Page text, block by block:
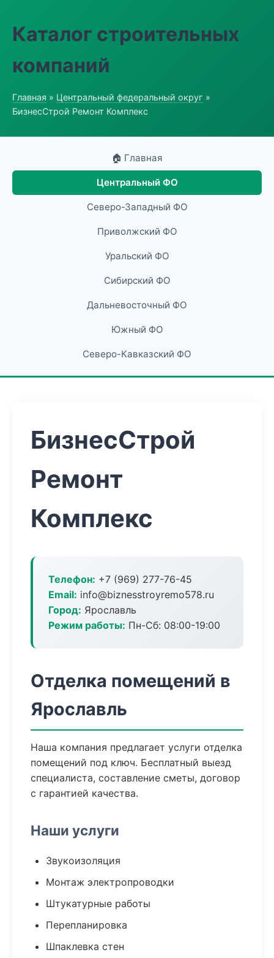
Каталог строительных
компаний
Главная » Центральный федеральный округ »
БизнесСтрой Ремонт Комплекс
🏠 Главная
Центральный ФО
Северо-Западный ФО
Приволжский ФО
Уральский ФО
Сибирский ФО
Дальневосточный ФО
Южный ФО
Северо-Кавказский ФО
БизнесСтрой
Ремонт
Комплекс
Телефон: +7 (969) 277-76-45
Email: info@biznesstroyremo578.ru
Город: Ярославль
Режим работы: Пн-Сб: 08:00-19:00
Отделка помещений в
Ярославль
Наша компания предлагает услуги отделка
помещений под ключ. Бесплатный выезд
специалиста, составление сметы, договор
с гарантией качества.
Наши услуги
Звукоизоляция
Монтаж электропроводки
Штукатурные работы
Перепланировка
Шпаклевка стен